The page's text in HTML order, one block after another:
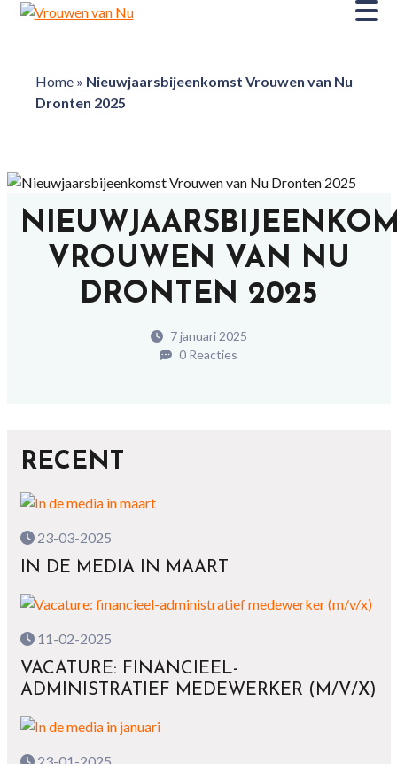
Home» Nieuwjaarsbijeenkomst Vrouwen van Nu
Dronten 2025
VROUWEN VAN NU
DRONTEN 2025
7 januari 2025
0 Reacties
RECENT
23-03-2025
IN DE MEDIA IN MAART
11-02-2025
VACATURE: FINANCIEEL-
ADMINISTRATIEF MEDEWERKER (M/V/X)